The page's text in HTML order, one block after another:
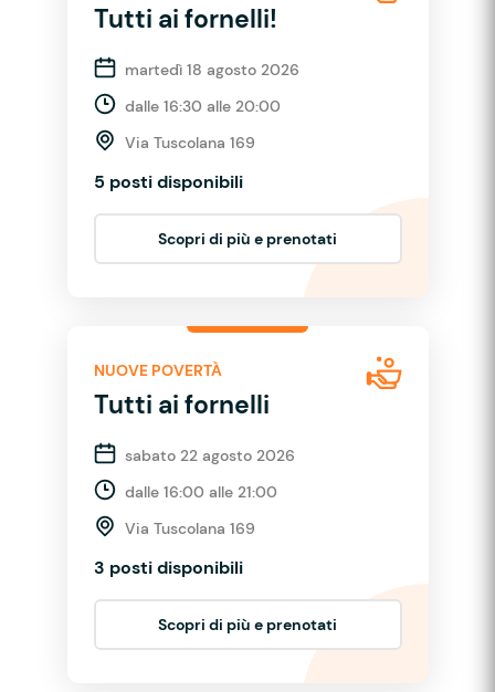
Tutti ai fornelli!
martedì 18 agosto 2026
dalle 16:30 alle 20:00
Via Tuscolana 169
5 posti disponibili
Scopri di più e prenotati
NUOVE POVERTÀ
Tutti ai fornelli
sabato 22 agosto 2026
dalle 16:00 alle 21:00
Via Tuscolana 169
3 posti disponibili
Scopri di più e prenotati